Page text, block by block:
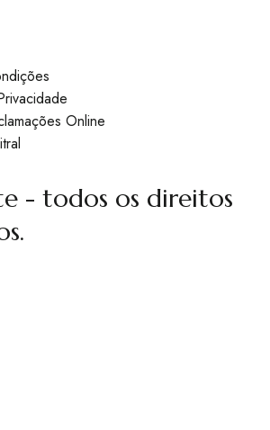
Online
- todos os direitos